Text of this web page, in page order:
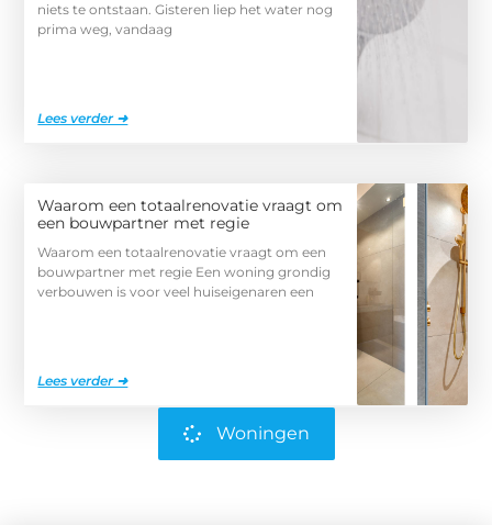
niets te ontstaan. Gisteren liep het water nog
prima weg, vandaag
Lees verder ➜
Waarom een totaalrenovatie vraagt om
een bouwpartner met regie
Waarom een totaalrenovatie vraagt om een
bouwpartner met regie Een woning grondig
verbouwen is voor veel huiseigenaren een
Lees verder ➜
Woningen